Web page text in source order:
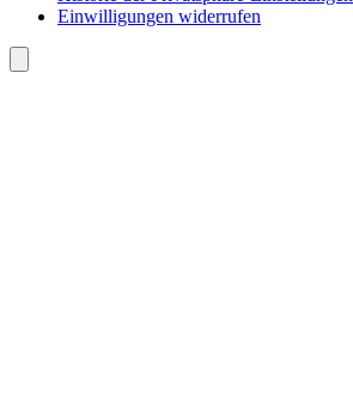
Einwilligungen widerrufen